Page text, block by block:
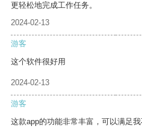
更轻松地完成工作任务。
2024-02-13
游客
这个软件很好用
2024-02-13
游客
这款app的功能非常丰富，可以满足我